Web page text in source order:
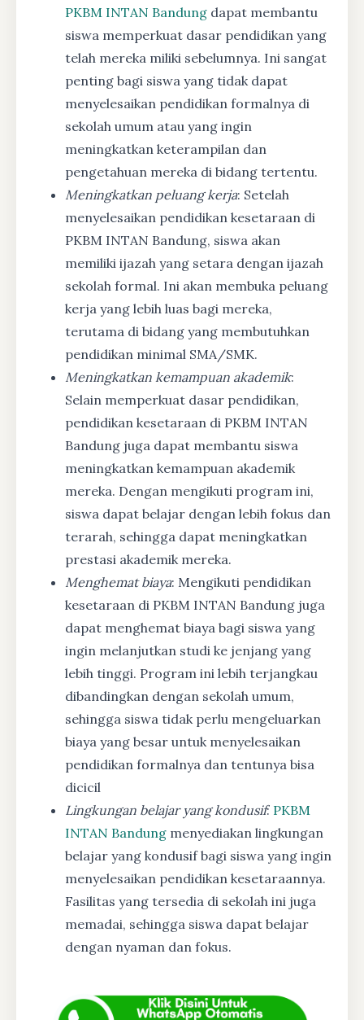
PKBM INTAN Bandung dapat membantu
siswa memperkuat dasar pendidikan yang
telah mereka miliki sebelumnya. Ini sangat
penting bagi siswa yang tidak dapat
menyelesaikan pendidikan formalnya di
sekolah umum atau yang ingin
meningkatkan keterampilan dan
pengetahuan mereka di bidang tertentu.
Meningkatkan peluang kerja: Setelah
menyelesaikan pendidikan kesetaraan di
PKBM INTAN Bandung, siswa akan
memiliki ijazah yang setara dengan ijazah
sekolah formal. Ini akan membuka peluang
kerja yang lebih luas bagi mereka,
terutama di bidang yang membutuhkan
pendidikan minimal SMA/SMK.
Meningkatkan kemampuan akademik:
Selain memperkuat dasar pendidikan,
pendidikan kesetaraan di PKBM INTAN
Bandung juga dapat membantu siswa
meningkatkan kemampuan akademik
mereka. Dengan mengikuti program ini,
siswa dapat belajar dengan lebih fokus dan
terarah, sehingga dapat meningkatkan
prestasi akademik mereka.
Menghemat biaya: Mengikuti pendidikan
kesetaraan di PKBM INTAN Bandung juga
dapat menghemat biaya bagi siswa yang
ingin melanjutkan studi ke jenjang yang
lebih tinggi. Program ini lebih terjangkau
dibandingkan dengan sekolah umum,
sehingga siswa tidak perlu mengeluarkan
biaya yang besar untuk menyelesaikan
pendidikan formalnya dan tentunya bisa
dicicil
Lingkungan belajar yang kondusif: PKBM
INTAN Bandung menyediakan lingkungan
belajar yang kondusif bagi siswa yang ingin
menyelesaikan pendidikan kesetaraannya.
Fasilitas yang tersedia di sekolah ini juga
memadai, sehingga siswa dapat belajar
dengan nyaman dan fokus.